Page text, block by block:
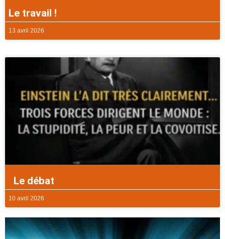
Le travail !
13 avril 2026
Le débat
10 avril 2026